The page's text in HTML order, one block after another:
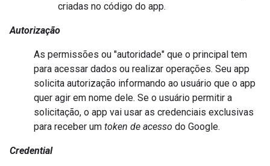
criadas no código do app.
Autorização
As permissões ou "autoridade" que o principal tem
para acessar dados ou realizar operações. Seu app
solicita autorização informando ao usuário que o app
quer agir em nome dele. Se o usuário permitir a
solicitação, o app vai usar as credenciais exclusivas
para receber um token de acesso do Google.
Credential